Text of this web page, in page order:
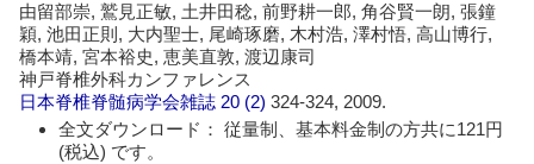
由留部崇, 鷲見正敏, 土井田稔, 前野耕一郎, 角谷賢一朗, 張鐘
穎, 池田正則, 大内聖士, 尾崎琢磨, 木村浩, 澤村悟, 高山博行,
橋本靖, 宮本裕史, 恵美直敦, 渡辺康司
神戸脊椎外科カンファレンス
日本脊椎脊髄病学会雑誌 20 (2)324-324, 2009.
全文ダウンロード： 従量制、基本料金制の方共に121円
(税込) です。